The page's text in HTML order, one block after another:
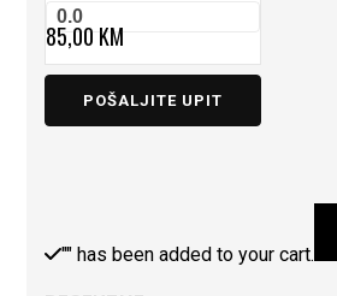
0.0
85,00 KM
POŠALJITE UPIT
"" has been added to your cart.